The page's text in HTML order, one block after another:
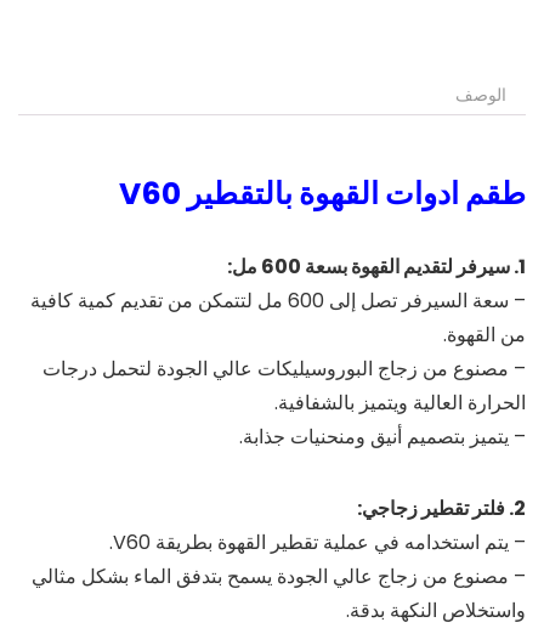
الوصف
طقم ادوات القهوة بالتقطير V60
1. سيرفر لتقديم القهوة بسعة 600 مل:
– سعة السيرفر تصل إلى 600 مل لتتمكن من تقديم كمية كافية
من القهوة.
– مصنوع من زجاج البوروسيليكات عالي الجودة لتحمل درجات
الحرارة العالية ويتميز بالشفافية.
– يتميز بتصميم أنيق ومنحنيات جذابة.
2. فلتر تقطير زجاجي:
– يتم استخدامه في عملية تقطير القهوة بطريقة V60.
– مصنوع من زجاج عالي الجودة يسمح بتدفق الماء بشكل مثالي
واستخلاص النكهة بدقة.